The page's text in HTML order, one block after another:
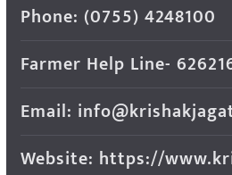
Phone: (0755) 4248100
Farmer Help Line-
Email:
Website: https://